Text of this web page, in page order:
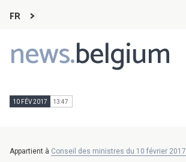
FR
news.belgium
Main
navigation
10 FÉV 2017 13:47
Appartient à Conseil des ministres du 10 février 2017